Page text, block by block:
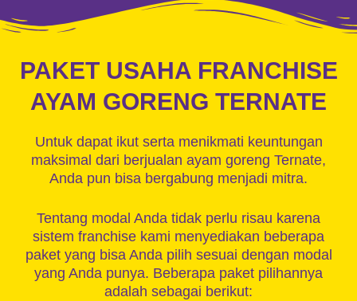
PAKET USAHA FRANCHISE
AYAM GORENG TERNATE
Untuk dapat ikut serta menikmati keuntungan
maksimal dari berjualan ayam goreng Ternate,
Anda pun bisa bergabung menjadi mitra.
Tentang modal Anda tidak perlu risau karena
sistem franchise kami menyediakan beberapa
paket yang bisa Anda pilih sesuai dengan modal
yang Anda punya. Beberapa paket pilihannya
adalah sebagai berikut: